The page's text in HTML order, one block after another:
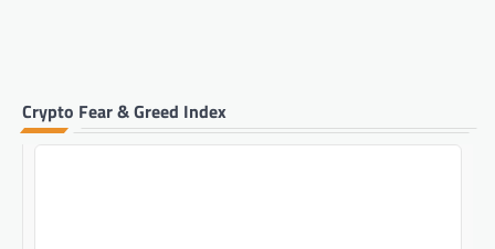
Crypto Fear & Greed Index